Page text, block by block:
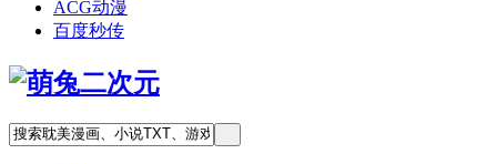
ACG动漫
百度秒传